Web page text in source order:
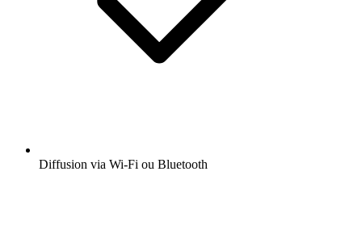
Diffusion via Wi-Fi ou Bluetooth